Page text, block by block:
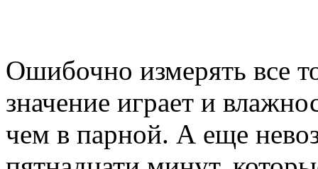
Ошибочно измерять все
значение играет и
чем в парной. А еще